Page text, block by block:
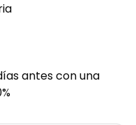
antes con una